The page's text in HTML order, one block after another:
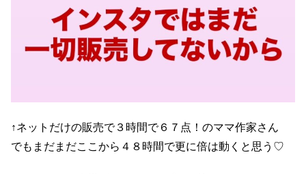
↑ネットだけの販売で３時間で６７点！のママ作家さん
でもまだまだここから４８時間で更に倍は動くと思う♡